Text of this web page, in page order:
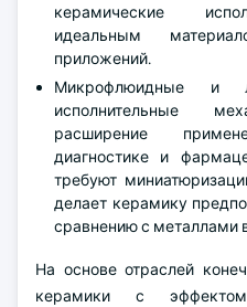
керамические
идеальным
приложений.
Микрофлюидные и
исполнительные
расширение
диагностике и
требуют
делает керамику
сравнению с металлами
На основе отраслей
керамики с